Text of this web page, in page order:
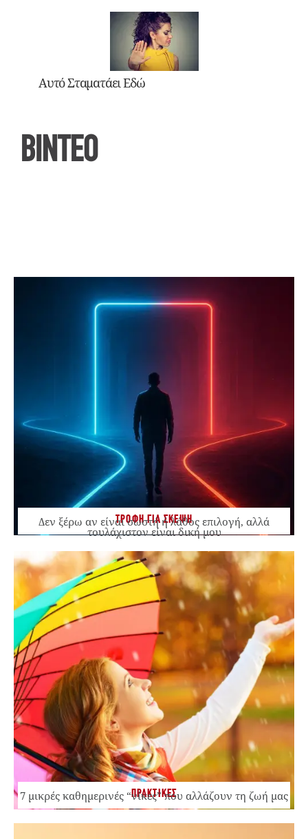
Αυτό Σταματάει Εδώ
ΒΙΝΤΕΟ
ΤΡΟΦΗ ΓΙΑ ΣΚΕΨΗ
Δεν ξέρω αν είναι σωστή ή λάθος επιλογή, αλλά
τουλάχιστον είναι δική μου
ΠΡΑΚΤΙΚΕΣ
7 μικρές καθημερινές “νίκες” που αλλάζουν τη ζωή μας